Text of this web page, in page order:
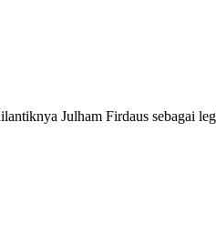
Julham Firdaus sebagai